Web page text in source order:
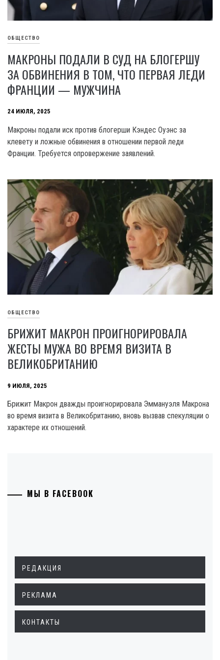
ОБЩЕСТВО
МАКРОНЫ ПОДАЛИ В СУД НА БЛОГЕРШУ
ЗА ОБВИНЕНИЯ В ТОМ, ЧТО ПЕРВАЯ ЛЕДИ
ФРАНЦИИ — МУЖЧИНА
24 ИЮЛЯ, 2025
Макроны подали иск против блогерши Кэндес Оуэнс за
клевету и ложные обвинения в отношении первой леди
Франции. Требуется опровержение заявлений.
ОБЩЕСТВО
БРИЖИТ МАКРОН ПРОИГНОРИРОВАЛА
ЖЕСТЫ МУЖА ВО ВРЕМЯ ВИЗИТА В
ВЕЛИКОБРИТАНИЮ
9 ИЮЛЯ, 2025
Брижит Макрон дважды проигнорировала Эммануэля Макрона
во время визита в Великобританию, вновь вызвав спекуляции о
характере их отношений.
МЫ В FACEBOOK
РЕДАКЦИЯ
РЕКЛАМА
КОНТАКТЫ